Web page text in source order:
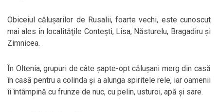
Obiceiul căluşarilor de Rusalii, foarte vechi, este cunoscut
mai ales în localităţile Conteşti, Lisa, Năsturelu, Bragadiru şi
Zimnicea.
În Oltenia, grupuri de câte şapte-opt căluşani merg din casă
în casă pentru a colinda şi a alunga spiritele rele, iar oamenii
îi întâmpină cu frunze de nuc, cu pelin, usturoi, apă şi sare.